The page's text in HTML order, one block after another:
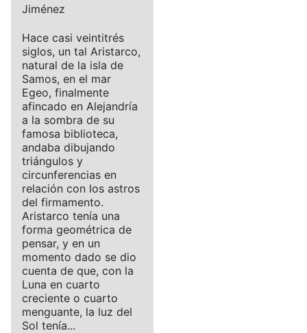
Jiménez
Hace casi veintitrés
siglos, un tal Aristarco,
natural de la isla de
Samos, en el mar
Egeo, finalmente
afincado en Alejandría
a la sombra de su
famosa biblioteca,
andaba dibujando
triángulos y
circunferencias en
relación con los astros
del firmamento.
Aristarco tenía una
forma geométrica de
pensar, y en un
momento dado se dio
cuenta de que, con la
Luna en cuarto
creciente o cuarto
menguante, la luz del
Sol tenía...